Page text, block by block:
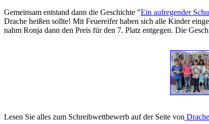
Gemeinsam entstand dann die Geschichte "Ein aufregender
Drache heißen sollte! Mit Feuereifer haben sich alle Kinder
nahm Ronja dann den Preis für den 7. Platz entgegen. Die
Lesen Sie alles zum Schreibwettbewerb auf der Seite von